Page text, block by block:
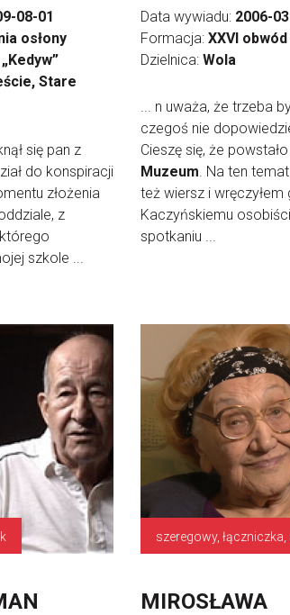
08-01
osłony
Stare
się pan z
do konspiracji
złożenia
z
szkole ...
Data wywiadu: 2006-
Formacja: XXVI obwód
Dzielnica: Wola
... n uważa, że trzeba
czegoś nie
Cieszę się, że
Muzeum. Na ten
też wiersz i wręczyłem
Kaczyńskiemu
spotkaniu ...
MIROSŁAWA